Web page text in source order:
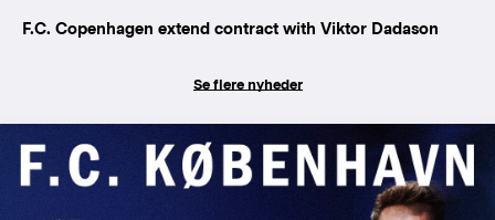
F.C. Copenhagen extend contract with Viktor Dadason
Se flere nyheder